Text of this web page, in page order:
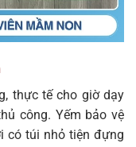
thực tế cho giờ dạy
công. Yếm bảo vệ
có túi nhỏ tiện đựng